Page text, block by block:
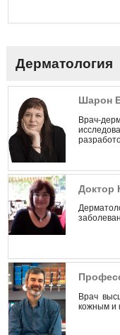
Дерматология
Шарон
Врач-
Доктор
Врач
кожным и